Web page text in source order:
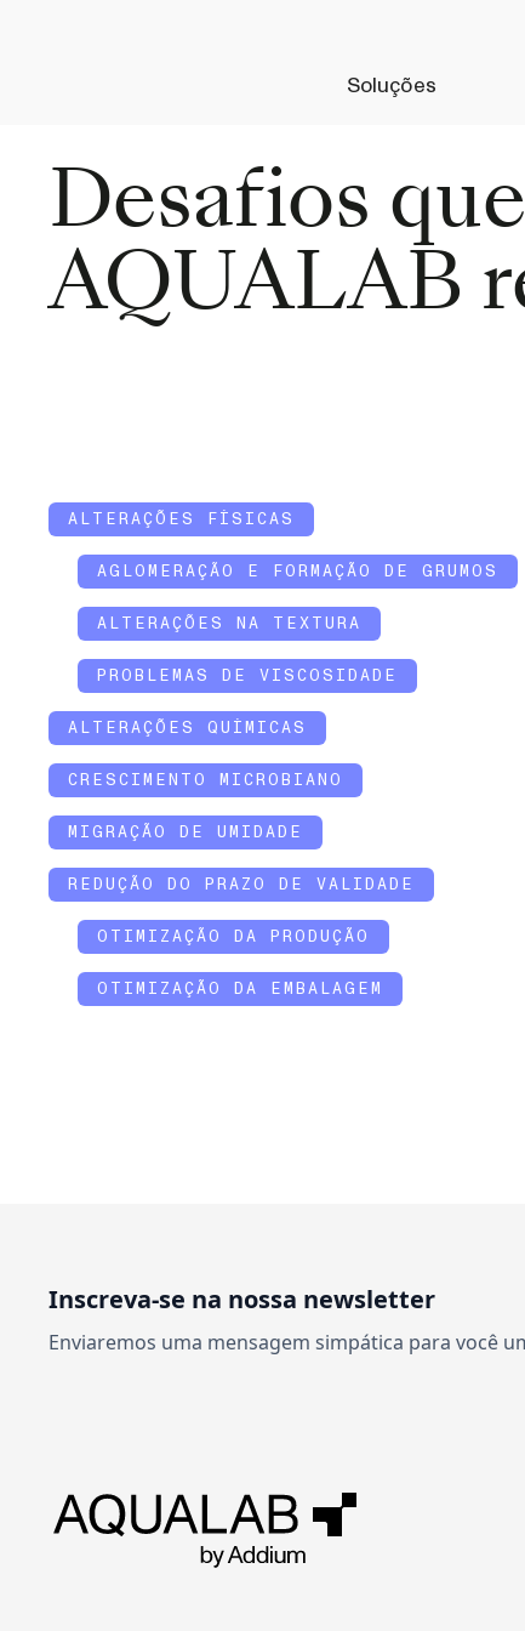
Soluções
Desafios
AQUALAB
ALTERAÇÕES FÍSICAS
AGLOMERAÇÃO E FORMAÇÃO DE GRUMOS
ALTERAÇÕES NA TEXTURA
PROBLEMAS DE VISCOSIDADE
ALTERAÇÕES QUÍMICAS
CRESCIMENTO MICROBIANO
MIGRAÇÃO DE UMIDADE
REDUÇÃO DO PRAZO DE VALIDADE
OTIMIZAÇÃO DA PRODUÇÃO
OTIMIZAÇÃO DA EMBALAGEM
Inscreva-se na nossa newsletter
Enviaremos uma mensagem simpática para você